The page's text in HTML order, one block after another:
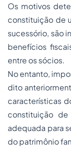
Os motivos
constituição de
sucessório, são
benefícios
entre os sócios.
No entanto,
dito
características
constituição
adequada para
do patrimônio